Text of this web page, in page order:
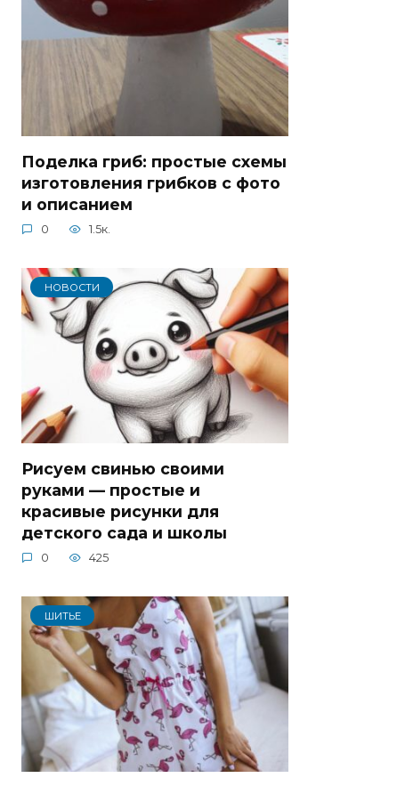
Поделка гриб: простые схемы
изготовления грибков с фото
и описанием
0 1.5к.
НОВОСТИ
Рисуем свинью своими
руками — простые и
красивые рисунки для
детского сада и школы
0 425
ШИТЬЕ